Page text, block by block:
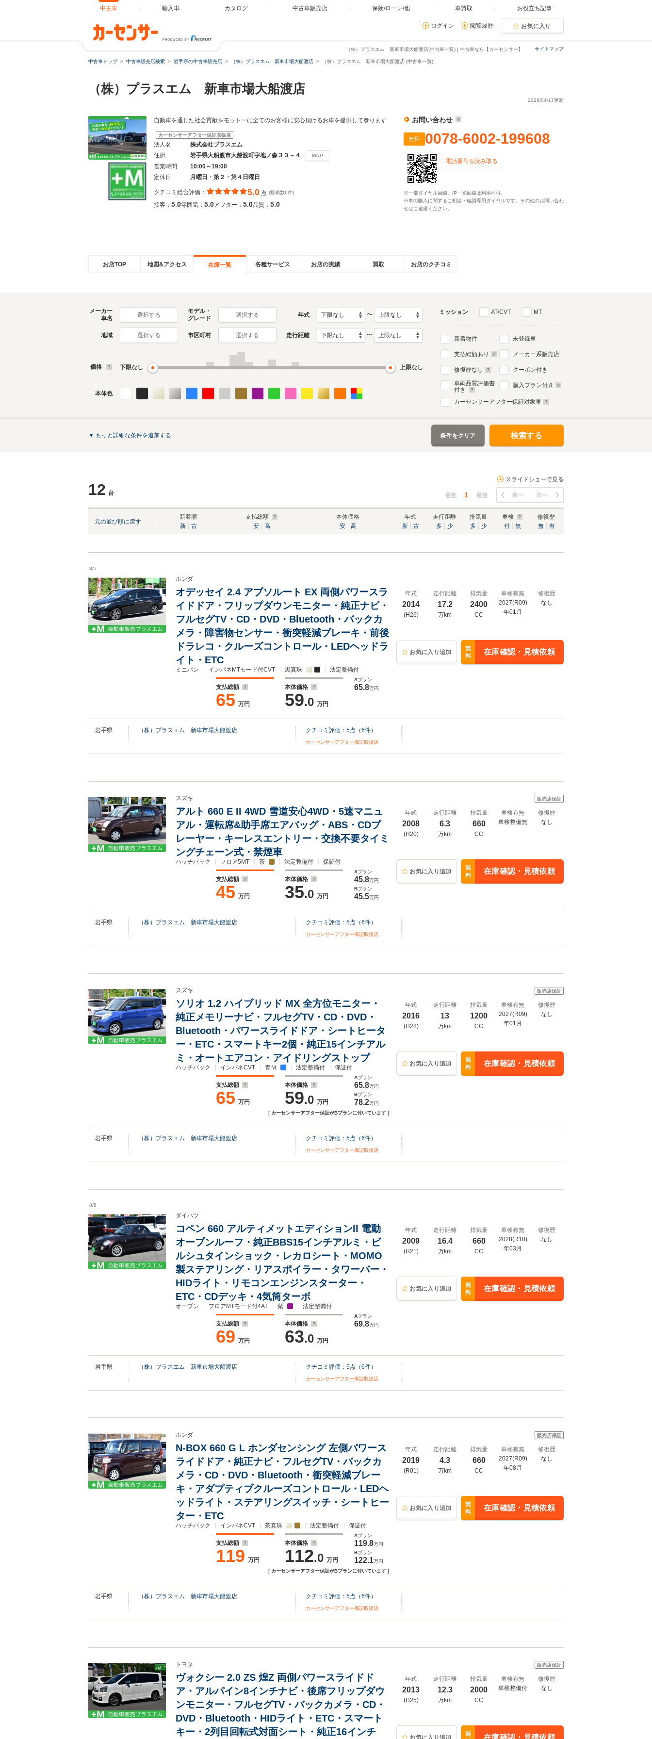
中古車 輸入車 カタログ 中古車販売店 保険/ローン/他 車買取 お役立ち記事
ログイン 閲覧履歴 お気に入り
サイトマップ
（株）プラスエム 新車市場大船渡店(中古車一覧) | 中古車なら【カーセンサー】
中古車トップ 中古車販売店検索 岩手県の中古車販売店 （株）プラスエム 新車市場大船渡店 （株）プラスエム 新車市場大船渡店 (中古車一覧)
（株）プラスエム 新車市場大船渡店
2026/04/17更新
自動車を通じた社会貢献をモットーに全てのお客様に安心頂けるお車を提供して参ります
カーセンサーアフター保証取扱店
法人名
株式会社プラスエム
住所
岩手県大船渡市大船渡町字地ノ森３３－４ MAP
営業時間
10:00～19:00
定休日
月曜日・第２・第４日曜日
クチコミ総合評価： 5.0 点 (投稿数6件)
接客： 5.0雰囲気： 5.0アフター： 5.0品質： 5.0
お問い合わせ
無料 0078-6002-199608
電話番号を読み取る
※一部ダイヤル回線、IP・光回線は利用不可。
※車の購入に関するご相談・確認専用ダイヤルです。その他のお問い合わ
せはご遠慮ください。
お店TOP 地図&アクセス 在庫一覧 各種サービス お店の実績 買取 お店のクチコミ
メーカー
車名
選択する
モデル・
グレード
選択する 年式 〜
地域 選択する 市区町村 選択する 走行距離 〜
価格 下限なし 上限なし
本体色
ミッション AT/CVT MT
新着物件
支払総額あり
修復歴なし
車両品質評価書
付き
未登録車
メーカー系販売店
クーポン付き
購入プラン付き
カーセンサーアフター保証対象車
▼ もっと詳細な条件を追加する 条件をクリア 検索する
12 台
スライドショーで見る
最初 1 最後 前へ 次へ
元の並び順に戻す
新着順
新
古
支払総額
安
高
本体価格
安
高
年式
新
古
走行距離
多
少
排気量
多
少
車検
付
無
修復歴
無
有
8/5
ホンダ
オデッセイ 2.4 アブソルート EX 両側パワースラ
イドドア・フリップダウンモニター・純正ナビ・
フルセグTV・CD・DVD・Bluetooth・バックカ
メラ・障害物センサー・衝突軽減ブレーキ・前後
ドラレコ・クルーズコントロール・LEDヘッドラ
イト・ETC
ミニバン インパネMTモード付CVT 黒真珠 法定整備付
支払総額
65 万円
本体価格
59.0 万円
Aプラン
65.8万円
年式
2014
(H26)
走行距離
17.2
万km
排気量
2400
CC
車検有無
2027(R09)
年01月
修復歴
なし
お気に入り追加
無
料
在庫確認・見積依頼
岩手県 （株）プラスエム 新車市場大船渡店 クチコミ評価： 5点（6件）
カーセンサーアフター保証取扱店
スズキ
アルト 660 E II 4WD 雪道安心4WD・5速マニュ
アル・運転席&助手席エアバッグ・ABS・CDプ
レーヤー・キーレスエントリー・交換不要タイミ
ングチェーン式・禁煙車
ハッチバック フロア5MT 茶 法定整備付 保証付
支払総額
45 万円
本体価格
35.0 万円
Aプラン
45.8万円
Bプラン
45.5万円
販売店保証
年式
2008
(H20)
走行距離
6.3
万km
排気量
660
CC
車検有無
車検整備無
修復歴
なし
お気に入り追加
無
料
在庫確認・見積依頼
岩手県 （株）プラスエム 新車市場大船渡店 クチコミ評価： 5点（6件）
カーセンサーアフター保証取扱店
スズキ
ソリオ 1.2 ハイブリッド MX 全方位モニター・
純正メモリーナビ・フルセグTV・CD・DVD・
Bluetooth・パワースライドドア・シートヒータ
ー・ETC・スマートキー2個・純正15インチアル
ミ・オートエアコン・アイドリングストップ
ハッチバック インパネCVT 青Ｍ 法定整備付 保証付
支払総額
65 万円
本体価格
59.0 万円
Aプラン
65.8万円
Bプラン
78.2万円
[ カーセンサーアフター保証がBプランに付いています ]
販売店保証
年式
2016
(H28)
走行距離
13
万km
排気量
1200
CC
車検有無
2027(R09)
年01月
修復歴
なし
お気に入り追加
無
料
在庫確認・見積依頼
岩手県 （株）プラスエム 新車市場大船渡店 クチコミ評価： 5点（6件）
カーセンサーアフター保証取扱店
8/8
ダイハツ
コペン 660 アルティメットエディションII 電動
オープンルーフ・純正BBS15インチアルミ・ビ
ルシュタインショック・レカロシート・MOMO
製ステアリング・リアスポイラー・タワーバー・
HIDライト・リモコンエンジンスターター・
ETC・CDデッキ・4気筒ターボ
オープン フロアMTモード付4AT 紫 法定整備付
支払総額
69 万円
本体価格
63.0 万円
Aプラン
69.8万円
年式
2009
(H21)
走行距離
16.4
万km
排気量
660
CC
車検有無
2028(R10)
年03月
修復歴
なし
お気に入り追加
無
料
在庫確認・見積依頼
岩手県 （株）プラスエム 新車市場大船渡店 クチコミ評価： 5点（6件）
カーセンサーアフター保証取扱店
ホンダ
N-BOX 660 G L ホンダセンシング 左側パワース
ライドドア・純正ナビ・フルセグTV・バックカ
メラ・CD・DVD・Bluetooth・衝突軽減ブレー
キ・アダプティブクルーズコントロール・LEDヘ
ッドライト・ステアリングスイッチ・シートヒー
ター・ETC
ハッチバック インパネCVT 茶真珠 法定整備付 保証付
支払総額
119 万円
本体価格
112.0 万円
Aプラン
119.8万円
Bプラン
122.1万円
[ カーセンサーアフター保証がBプランに付いています ]
販売店保証
年式
2019
(R01)
走行距離
4.3
万km
排気量
660
CC
車検有無
2027(R09)
年08月
修復歴
なし
お気に入り追加
無
料
在庫確認・見積依頼
岩手県 （株）プラスエム 新車市場大船渡店 クチコミ評価： 5点（6件）
カーセンサーアフター保証取扱店
トヨタ
ヴォクシー 2.0 ZS 煌Z 両側パワースライドド
ア・アルパイン8インチナビ・後席フリップダウ
ンモニター・フルセグTV・バックカメラ・CD・
DVD・Bluetooth・HIDライト・ETC・スマート
キー・2列目回転式対面シート・純正16インチ
販売店保証
年式
2013
(H25)
走行距離
12.3
万km
排気量
2000
CC
車検有無
車検整備付
修復歴
なし
お気に入り追加
無
在庫確認・見積依頼